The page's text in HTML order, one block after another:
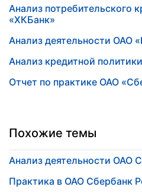
Анализ потребительского
«ХКБанк»
Анализ деятельности ОАО
Анализ кредитной
Отчет по практике ОАО
Похожие темы
Анализ деятельности ОАО
Практика в ОАО Сбербанк